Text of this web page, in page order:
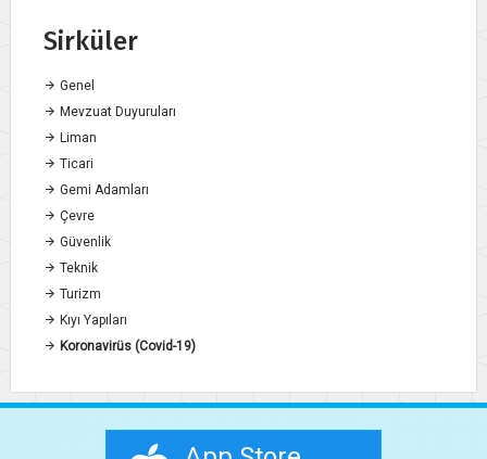
Sirküler
Genel
Mevzuat Duyuruları
Liman
Ticari
Gemi Adamları
Çevre
Güvenlik
Teknik
Turizm
Kıyı Yapıları
Koronavirüs (Covid-19)